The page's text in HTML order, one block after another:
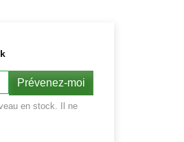
Prévenez-moi
en stock. Il ne